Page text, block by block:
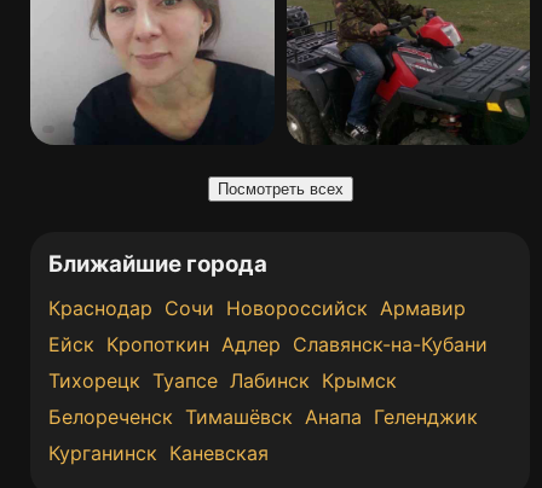
Посмотреть всех
Ближайшие города
Краснодар Сочи Новороссийск Армавир
Ейск Кропоткин Адлер Славянск-на-Кубани
Тихорецк Туапсе Лабинск Крымск
Белореченск Тимашёвск Анапа Геленджик
Курганинск Каневская